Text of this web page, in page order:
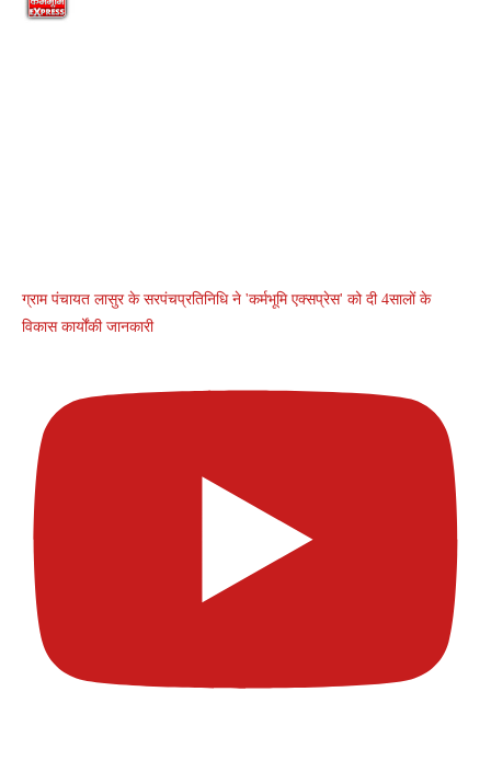
ग्राम पंचायत लासुर के सरपंचप्रतिनिधि ने 'कर्मभूमि एक्सप्रेस' को दी 4सालों के
विकास कार्योंकी जानकारी